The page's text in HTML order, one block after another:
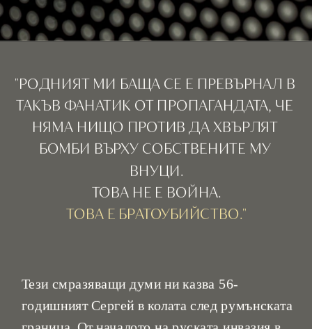
"РОДНИЯТ МИ БАЩА СЕ Е ПРЕВЪРНАЛ В
ТАКЪВ ФАНАТИК ОТ ПРОПАГАНДАТА, ЧЕ
НЯМА НИЩО ПРОТИВ ДА ХВЪРЛЯТ
БОМБИ ВЪРХУ СОБСТВЕНИТЕ МУ
ВНУЦИ.
Тези смразяващи думи ни казва 56-
годишният Сергей в колата след румънската